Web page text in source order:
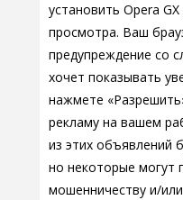
установить Opera
просмотра. Ваш
предупреждение со
хочет показывать
нажмете
рекламу на вашем
из этих объявлений
но некоторые могут
мошенничеству и/